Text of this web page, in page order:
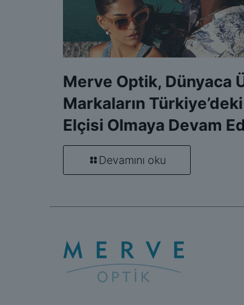
Merve Optik, Dünyaca
Markaların
Elçisi Olmaya Devam
Devamını oku